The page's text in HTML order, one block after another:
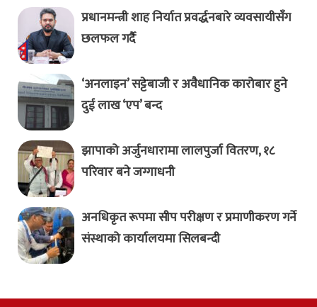
प्रधानमन्त्री शाह निर्यात प्रवर्द्धनबारे व्यवसायीसँग
छलफल गर्दै
‘अनलाइन’ सट्टेबाजी र अवैधानिक कारोबार हुने
दुई लाख ‘एप’ बन्द
झापाको अर्जुनधारामा लालपुर्जा वितरण, १८
परिवार बने जग्गाधनी
अनधिकृत रूपमा सीप परीक्षण र प्रमाणीकरण गर्ने
संस्थाको कार्यालयमा सिलबन्दी